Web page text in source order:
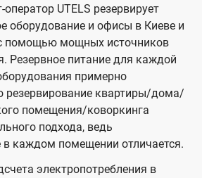
UTELS резервирует
оборудование и офисы в Киеве и
помощью мощных источников
Резервное питание для каждой
примерно
резервирование квартиры/дома/
помещения/коворкинга
подхода, ведь
в каждом помещении отличается.
электропотребления в